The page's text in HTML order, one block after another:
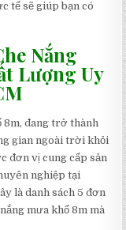
tế sẽ giúp bạn có
Nắng
Lượng Uy
8m, đang trở thành
gian ngoài trời khỏi
đơn vị cung cấp sản
nghiệp tại
là danh sách 5 đơn
mưa khổ 8m mà